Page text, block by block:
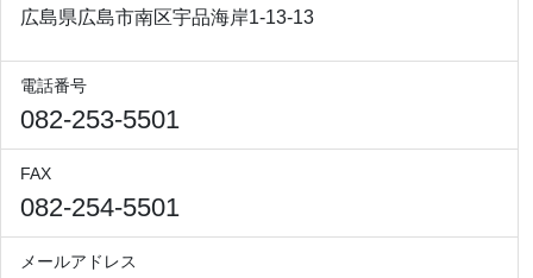
広島県広島市南区宇品海岸1-13-13
電話番号
082-253-5501
FAX
082-254-5501
メールアドレス